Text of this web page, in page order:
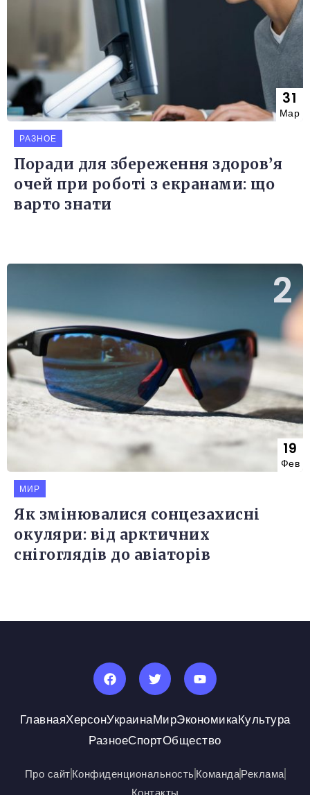
31
Мар
РАЗНОЕ
Поради для збереження здоров’я
очей при роботі з екранами: що
варто знати
19
Фев
МИР
Як змінювалися сонцезахисні
окуляри: від арктичних
снігоглядів до авіаторів
ГлавнаяХерсонУкраинаМирЭкономикаКультура
РазноеСпортОбщество
Про сайтКонфиденциональностьКомандаРеклама